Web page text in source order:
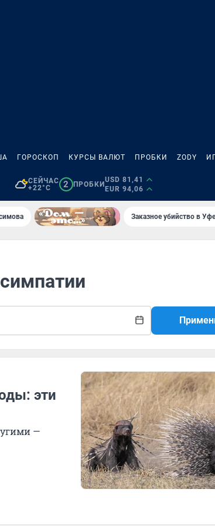
ГОРОСКОП КУРСЫ ВАЛЮТ ПРОБКИ ZODY
СЕЙЧАС
+22°C
2 ПРОБКИ
USD 81,41
EUR 94,06
Заказное убийство в
эти
—